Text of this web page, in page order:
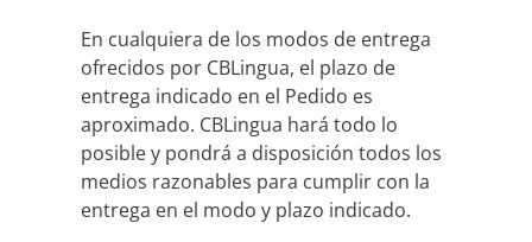
En cualquiera de los modos de entrega
ofrecidos por CBLingua, el plazo de
entrega indicado en el Pedido es
aproximado. CBLingua hará todo lo
posible y pondrá a disposición todos los
medios razonables para cumplir con la
entrega en el modo y plazo indicado.